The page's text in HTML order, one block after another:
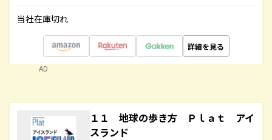
当社在庫切れ
詳細を見る
AD
１１ 地球の歩き方 Ｐｌａｔ アイ
スランド